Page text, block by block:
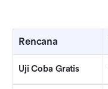
Rencana
Uji Coba Gratis